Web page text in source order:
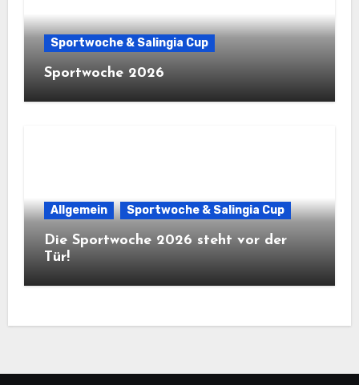
Sportwoche & Salingia Cup
Sportwoche 2026
Allgemein Sportwoche & Salingia Cup
Die Sportwoche 2026 steht vor der
Tür!